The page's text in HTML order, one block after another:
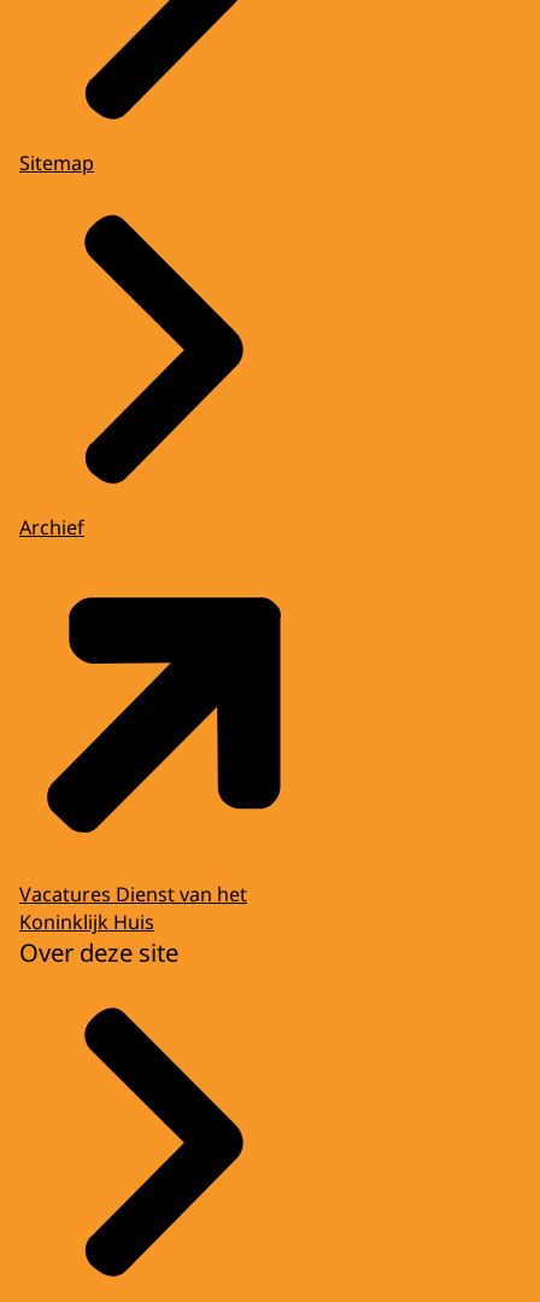
Sitemap
Archief
Vacatures Dienst van het
Koninklijk Huis
Over deze site